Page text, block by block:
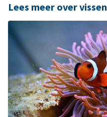
Lees meer over vissen